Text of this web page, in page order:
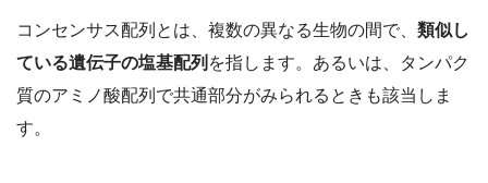
コンセンサス配列とは、複数の異なる生物の間で、 類似し
ている遺伝子の塩基配列 を指します。あるいは、タンパク
質のアミノ酸配列で共通部分がみられるときも該当しま
す。